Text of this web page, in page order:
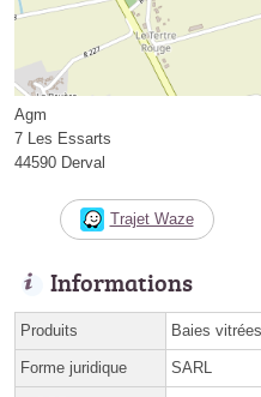
Agm
7 Les Essarts
44590 Derval
Trajet Waze
Informations
Produits Baies
Forme juridique SARL